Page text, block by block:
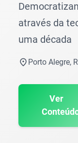
através da
uma década
location_on Porto Alegre,
Ver